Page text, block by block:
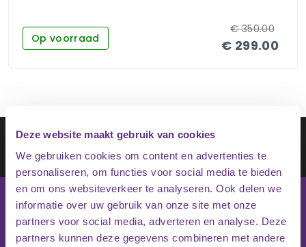
Deze website maakt gebruik van cookies
We gebruiken cookies om content en advertenties te
personaliseren, om functies voor social media te bieden
en om ons websiteverkeer te analyseren. Ook delen we
informatie over uw gebruik van onze site met onze
partners voor social media, adverteren en analyse. Deze
partners kunnen deze gegevens combineren met andere
Op voorraad € 299.00
€350.00
Schrijf je in op onze nieuwsbrief
Inschrijven